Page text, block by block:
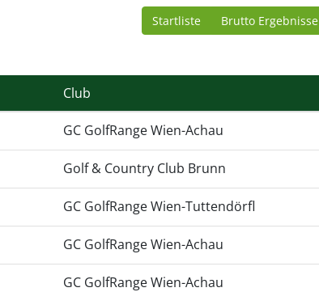
Startliste Brutto Ergebnisse
Club
GC GolfRange Wien-Achau
Golf & Country Club Brunn
GC GolfRange Wien-Tuttendörfl
GC GolfRange Wien-Achau
GC GolfRange Wien-Achau